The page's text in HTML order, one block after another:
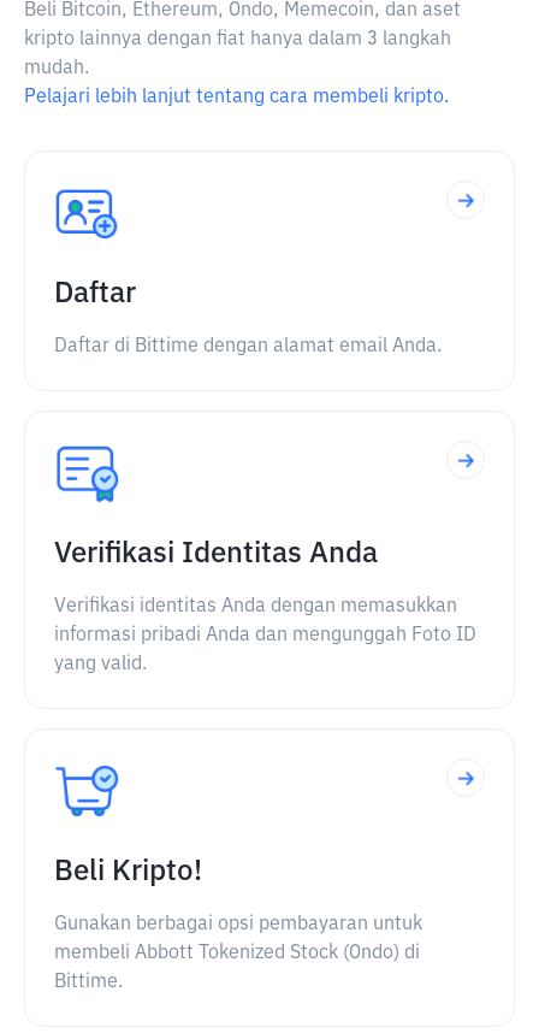
Beli Bitcoin, Ethereum, Ondo, Memecoin, dan aset
kripto lainnya dengan fiat hanya dalam 3 langkah
mudah.
Pelajari lebih lanjut tentang cara membeli kripto.
Daftar
Daftar di Bittime dengan alamat email Anda.
Verifikasi Identitas Anda
Verifikasi identitas Anda dengan memasukkan
informasi pribadi Anda dan mengunggah Foto ID
yang valid.
Beli Kripto!
Gunakan berbagai opsi pembayaran untuk
membeli Abbott Tokenized Stock (Ondo) di
Bittime.